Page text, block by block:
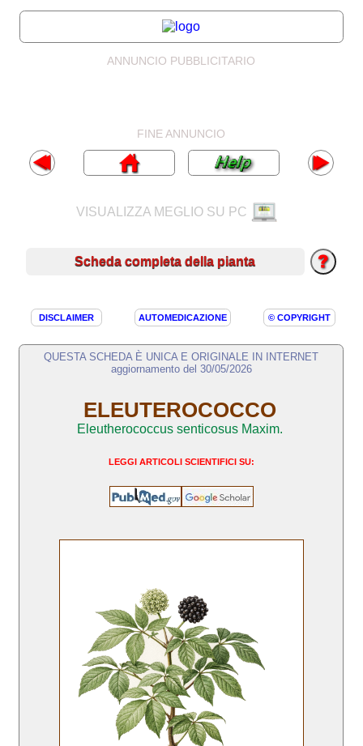
ANNUNCIO PUBBLICITARIO
FINE ANNUNCIO
VISUALIZZA MEGLIO SU PC
Scheda completa della pianta
DISCLAIMER AUTOMEDICAZIONE © COPYRIGHT
QUESTA SCHEDA È UNICA E ORIGINALE IN INTERNET
aggiornamento del 30/05/2026
ELEUTEROCOCCO
Eleutherococcus senticosus Maxim.
LEGGI ARTICOLI SCIENTIFICI SU: